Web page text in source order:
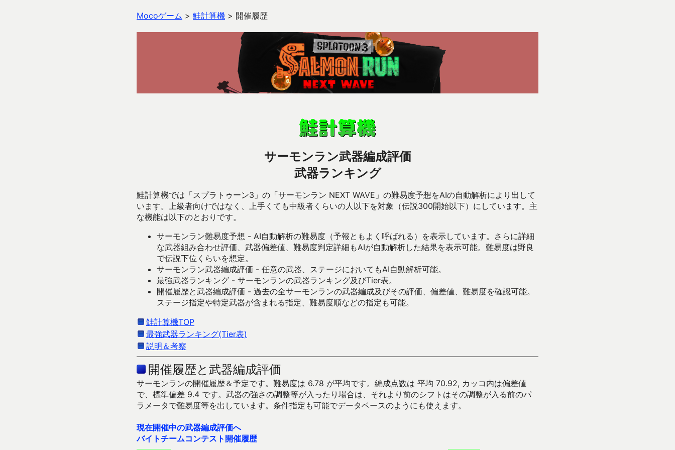
Mocoゲーム > 鮭計算機 > 開催履歴
サーモンラン武器編成評価
武器ランキング
鮭計算機では「スプラトゥーン3」の「サーモンラン NEXT WAVE」の難易度予想をAIの自動解析により出して
います。上級者向けではなく、上手くても中級者くらいの人以下を対象（伝説300開始以下）にしています。主
な機能は以下のとおりです。
サーモンラン難易度予想 - AI自動解析の難易度（予報ともよく呼ばれる）を表示しています。さらに詳細
な武器組み合わせ評価、武器偏差値、難易度判定詳細もAIが自動解析した結果を表示可能。難易度は野良
で伝説下位くらいを想定。
サーモンラン武器編成評価 - 任意の武器、ステージにおいてもAI自動解析可能。
最強武器ランキング - サーモンランの武器ランキング及びTier表。
開催履歴と武器編成評価 - 過去の全サーモンランの武器編成及びその評価、偏差値、難易度を確認可能。
ステージ指定や特定武器が含まれる指定、難易度順などの指定も可能。
鮭計算機TOP
最強武器ランキング(Tier表)
説明＆考察
開催履歴と武器編成評価
サーモンランの開催履歴＆予定です。難易度は 6.78 が平均です。編成点数は 平均 70.92, カッコ内は偏差値
で、標準偏差 9.4 です。武器の強さの調整等が入ったり場合は、それより前のシフトはその調整が入る前のパ
ラメータで難易度等を出しています。条件指定も可能でデータベースのようにも使えます。
現在開催中の武器編成評価へ
バイトチームコンテスト開催履歴